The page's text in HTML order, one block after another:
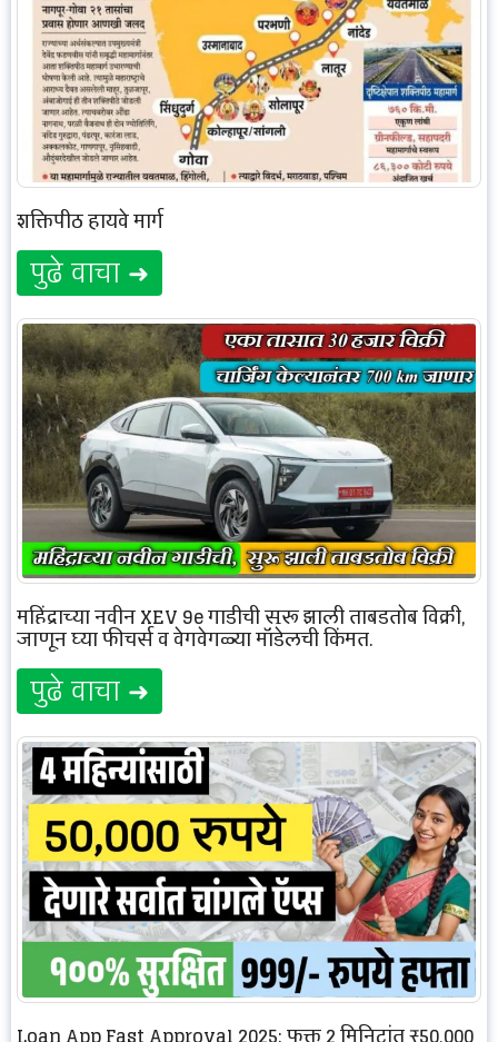
शक्तिपीठ हायवे मार्ग
पुढे वाचा ➜
महिंद्राच्या नवीन XEV 9e गाडीची सुरू झाली ताबडतोब विक्री,
जाणून घ्या फीचर्स व वेगवेगळ्या मॉडेलची किंमत.
पुढे वाचा ➜